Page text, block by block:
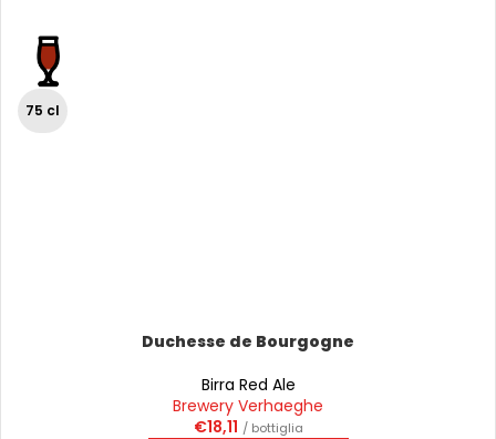
75 cl
Duchesse de Bourgogne
Birra Red Ale
Brewery Verhaeghe
€18,11 / bottiglia